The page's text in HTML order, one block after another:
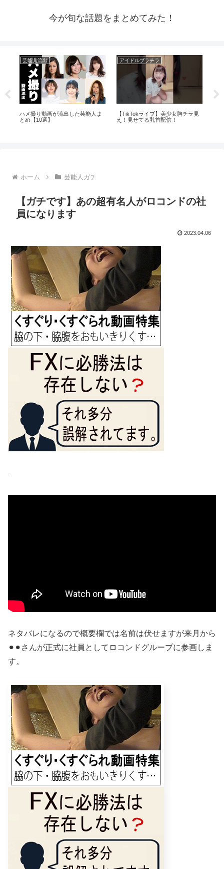
今が旬な話題をまとめてみた！
芸能人流出
ハメ撮り動画が流出した芸能人ま
とめ【10選】
アイドルブラチラ
【TikTokライブ】美少女胸チラ見
え！見せてる乳首配信！
ホーム 芸能人ガチ
【ガチです】あの超有名人がロコンドの社
員になります
2023.04.06
ネタバレになるので概要欄では名前は伏せますが来月から
⚫︎⚫︎さんが正式に社員としてロコンドグループに参画しま
す。